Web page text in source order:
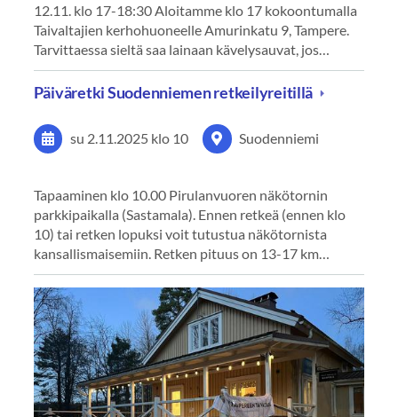
12.11. klo 17-18:30 Aloitamme klo 17 kokoontumalla
Taivaltajien kerhohuoneelle Amurinkatu 9, Tampere.
Tarvittaessa sieltä saa lainaan kävelysauvat, jos…
Päiväretki Suodenniemen retkeilyreitillä
su 2.11.2025 klo 10 Suodenniemi
Tapaaminen klo 10.00 Pirulanvuoren näkötornin
parkkipaikalla (Sastamala). Ennen retkeä (ennen klo
10) tai retken lopuksi voit tutustua näkötornista
kansallismaisemiin. Retken pituus on 13-17 km…